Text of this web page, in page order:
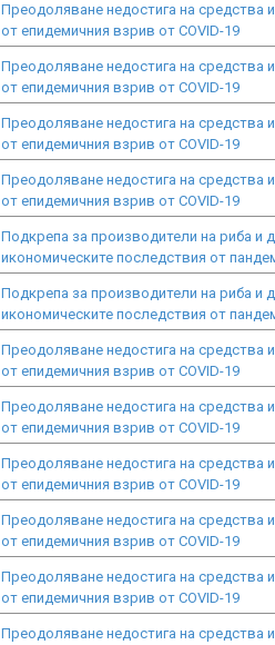
Преодоляване недостига на средства
от епидемичния взрив от COVID-19
Преодоляване недостига на средства
от епидемичния взрив от COVID-19
Преодоляване недостига на средства
от епидемичния взрив от COVID-19
Преодоляване недостига на средства
от епидемичния взрив от COVID-19
Подкрепа за производители на риба и
икономическите последствия от
Подкрепа за производители на риба и
икономическите последствия от
Преодоляване недостига на средства
от епидемичния взрив от COVID-19
Преодоляване недостига на средства
от епидемичния взрив от COVID-19
Преодоляване недостига на средства
от епидемичния взрив от COVID-19
Преодоляване недостига на средства
от епидемичния взрив от COVID-19
Преодоляване недостига на средства
от епидемичния взрив от COVID-19
Преодоляване недостига на средства